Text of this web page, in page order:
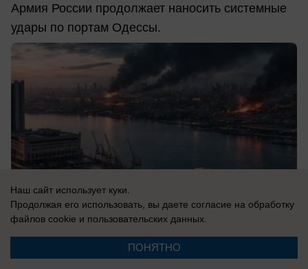
Армия России продолжает наносить системные
удары по портам Одессы.
Наш сайт использует куки.
Продолжая его использовать, вы даете согласие на обработку
файлов cookie и пользовательских данных.
ПОНЯТНО